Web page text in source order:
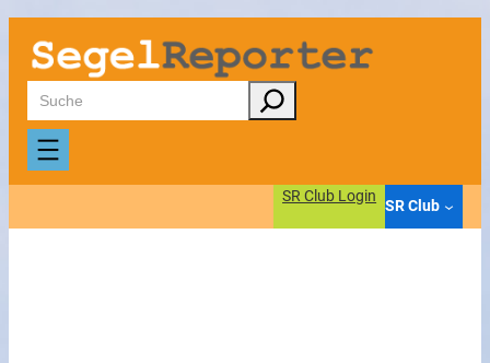
Suchen
SR Club Login
SR Club